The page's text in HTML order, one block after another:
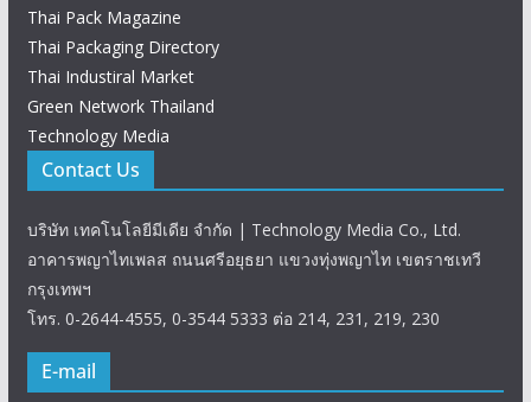
Thai Pack Magazine
Thai Packaging Directory
Thai Industiral Market
Green Network Thailand
Technology Media
Contact Us
บริษัท เทคโนโลยีมีเดีย จำกัด | Technology Media Co., Ltd.
อาคารพญาไทเพลส ถนนศรีอยุธยา แขวงทุ่งพญาไท เขตราชเทวี
กรุงเทพฯ
โทร. 0-2644-4555, 0-3544 5333 ต่อ 214, 231, 219, 230
E-mail